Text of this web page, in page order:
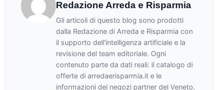
Redazione Arreda e Risparmia
Gli articoli di questo blog sono prodotti
dalla Redazione di Arreda e Risparmia con
il supporto dell'intelligenza artificiale e la
revisione del team editoriale. Ogni
contenuto parte da dati reali: il catalogo di
offerte di arredaerisparmia.it e le
informazioni dei negozi partner del Veneto.